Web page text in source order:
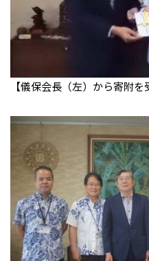
【儀保会長（左）から寄附